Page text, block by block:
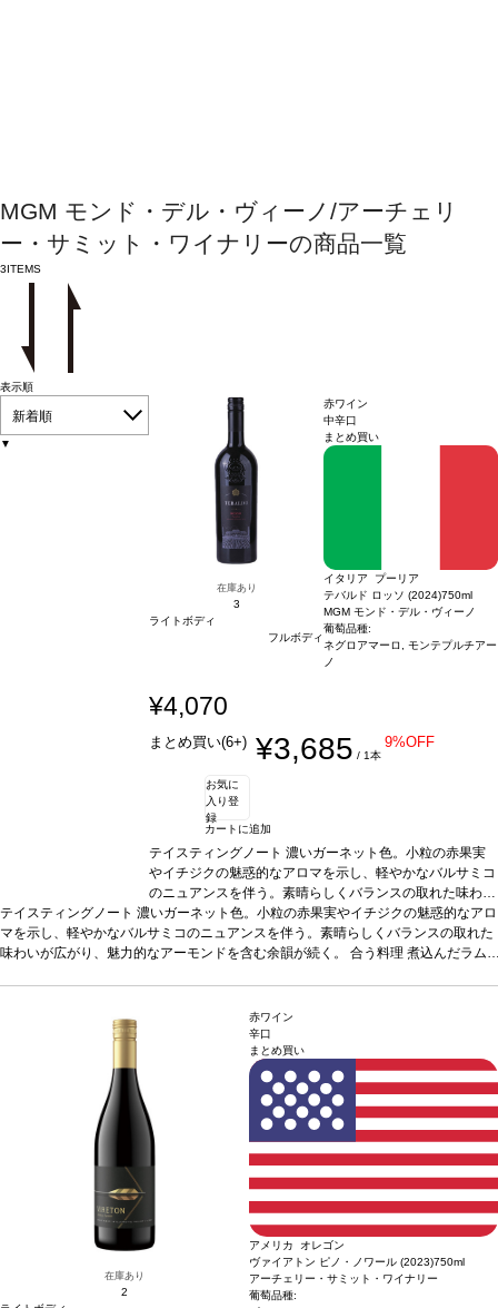
MGM モンド・デル・ヴィーノ/アーチェリ
ー・サミット・ワイナリーの商品一覧
3ITEMS
表示順
新着順
▼
在庫あり
3
ライトボディ
フルボディ
赤ワイン
中辛口
まとめ買い
イタリア プーリア
テバルド ロッソ (2024)750ml
MGM モンド・デル・ヴィーノ
葡萄品種:
ネグロアマーロ, モンテプルチアー
ノ
¥4,070
まとめ買い(6+) ¥3,685 / 1本
9%OFF
お気に
入り登
録
カートに追加
テイスティングノート濃いガーネット色。小粒の赤果実
やイチジクの魅惑的なアロマを示し、軽やかなバルサミコ
のニュアンスを伴う。素晴らしくバランスの取れた味わい
が広がり、魅力的なアーモンドを含む余韻が続く。合う
料理煮込んだラムラック、豚肉のラグーソースパルタ、
ロースト肉などと好相性葡萄品種ネグロアマーロ、モン
更されます、ご了承ください。
テイスティングノート 濃いガーネット色。小粒の赤果実やイチジクの魅惑的なアロ
マを示し、軽やかなバルサミコのニュアンスを伴う。素晴らしくバランスの取れた
味わいが広がり、魅力的なアーモンドを含む余韻が続く。 合う料理 煮込んだラム
が同様の場合は自動的に次のヴィンテージに変更されます、ご了承ください。
在庫あり
2
赤ワイン
辛口
まとめ買い
アメリカ オレゴン
ヴァイアトン ピノ・ノワール (2023)750ml
アーチェリー・サミット・ワイナリー
葡萄品種: